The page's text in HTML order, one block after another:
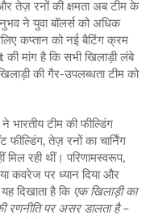
तेज़ रनों की क्षमता अब टीम के
ने युवा बॉलर्स को अधिक
कप्तान को नई बैटिंग क्रम
की मांग है कि सभी खिलाड़ी लंबे
की गैर‑उपलब्धता टीम को
भारतीय टीम की फील्डिंग
तेज़ रनों का चार्निंग
रही थीं। परिणामस्वरूप,
कवरेज पर ध्यान दिया और
यह दिखाता है कि एक खिलाड़ी का
रणनीति पर असर डालता है–